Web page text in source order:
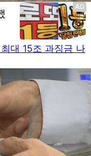
대 15조 과징금 나